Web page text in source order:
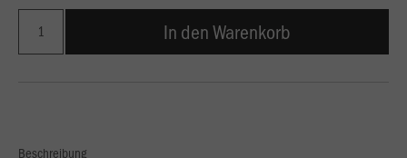
In den Warenkorb
Beschreibung